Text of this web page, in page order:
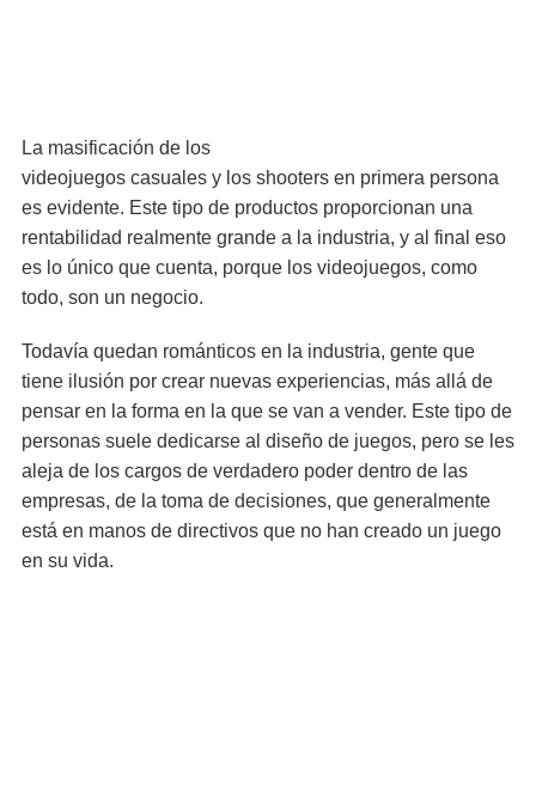
La masificación de los
videojuegos casuales y los shooters en primera persona
es evidente. Este tipo de productos proporcionan una
rentabilidad realmente grande a la industria, y al final eso
es lo único que cuenta, porque los videojuegos, como
todo, son un negocio.
Todavía quedan románticos en la industria, gente que
tiene ilusión por crear nuevas experiencias, más allá de
pensar en la forma en la que se van a vender. Este tipo de
personas suele dedicarse al diseño de juegos, pero se les
aleja de los cargos de verdadero poder dentro de las
empresas, de la toma de decisiones, que generalmente
está en manos de directivos que no han creado un juego
en su vida.